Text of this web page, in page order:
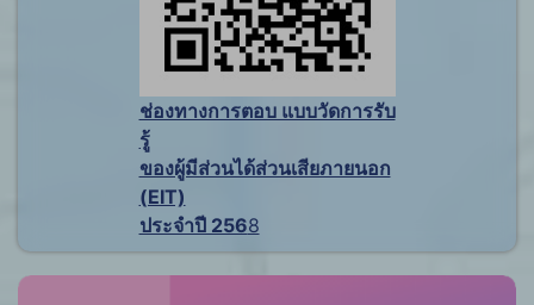
ช่องทางการตอบ แบบวัดการรับ
รู้
ของผู้มีส่วนได้ส่วนเสียภายนอก
(EIT)
ประจำปี 2568